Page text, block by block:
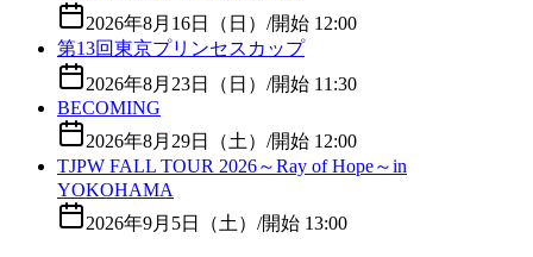
2026年8月16日（日） /開始 12:00
第13回東京プリンセスカップ
2026年8月23日（日） /開始 11:30
BECOMING
2026年8月29日（土） /開始 12:00
TJPW FALL TOUR 2026～Ray of Hope～in
YOKOHAMA
2026年9月5日（土） /開始 13:00